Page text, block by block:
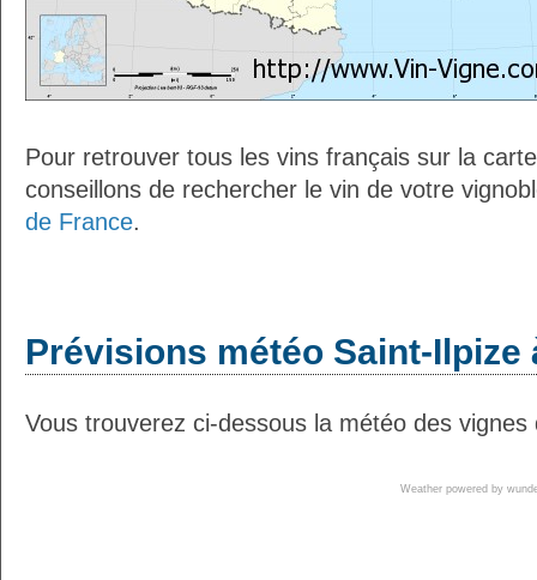
Pour retrouver tous les vins français sur la
conseillons de rechercher le vin de votre
de France.
Prévisions météo Saint-Ilpize
Vous trouverez ci-dessous la météo des
Weather powered by